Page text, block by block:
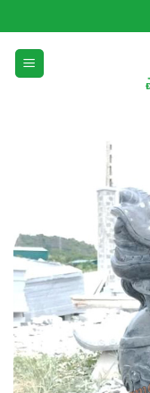
qua
nội
dung